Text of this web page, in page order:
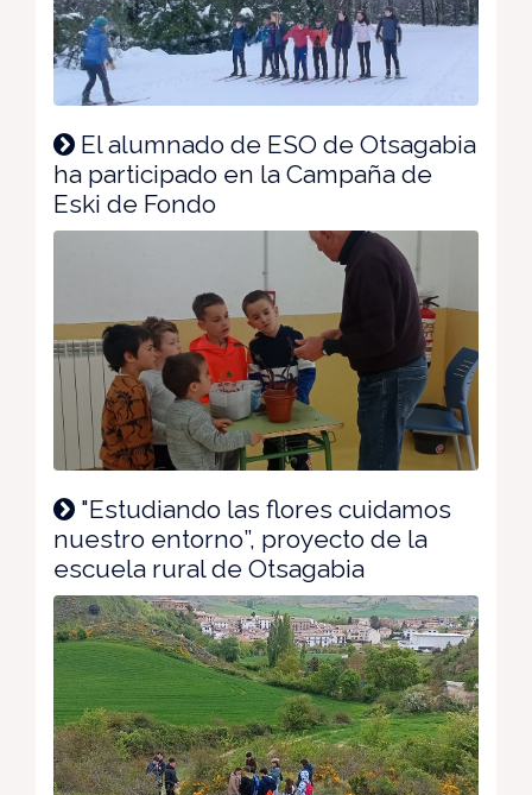
El alumnado de ESO de Otsagabia
ha participado en la Campaña de
Eski de Fondo
"Estudiando las flores cuidamos
nuestro entorno”, proyecto de la
escuela rural de Otsagabia